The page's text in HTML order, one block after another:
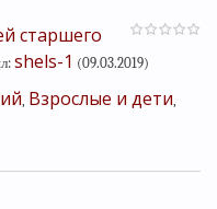
старшего
: shels-1 (09.03.2019)
, Взрослые и дети,